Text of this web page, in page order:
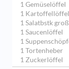
1 Gemüselöffel
1 Kartoffellöffel
1 Salatbstk
1 Saucenlöffel
1
1 Tortenheber
1 Zuckerlöffel